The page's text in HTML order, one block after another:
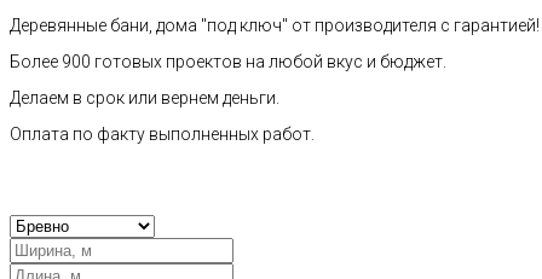
Деревянные бани, дома "под ключ" от производителя с гарантией!
Более 900 готовых проектов на любой вкус и бюджет.
Делаем в срок или вернем деньги.
Оплата по факту выполненных работ.